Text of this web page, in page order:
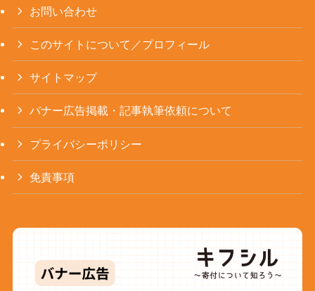
お問い合わせ
このサイトについて／プロフィール
サイトマップ
バナー広告掲載・記事執筆依頼について
プライバシーポリシー
免責事項